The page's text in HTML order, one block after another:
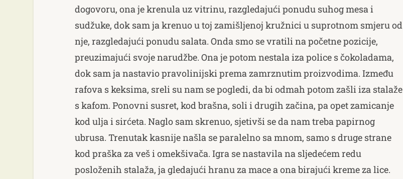
dogovoru, ona je krenula uz vitrinu, razgledajući ponudu suhog mesa i
sudžuke, dok sam ja krenuo u toj zamišljenoj kružnici u suprotnom smjeru od
nje, razgledajući ponudu salata. Onda smo se vratili na početne pozicije,
preuzimajući svoje narudžbe. Ona je potom nestala iza police s čokoladama,
dok sam ja nastavio pravolinijski prema zamrznutim proizvodima. Između
rafova s keksima, sreli su nam se pogledi, da bi odmah potom zašli iza stalaže
s kafom. Ponovni susret, kod brašna, soli i drugih začina, pa opet zamicanje
kod ulja i sirćeta. Naglo sam skrenuo, sjetivši se da nam treba papirnog
ubrusa. Trenutak kasnije našla se paralelno sa mnom, samo s druge strane
kod praška za veš i omekšivača. Igra se nastavila na sljedećem redu
posloženih stalaža, ja gledajući hranu za mace a ona birajući kreme za lice.